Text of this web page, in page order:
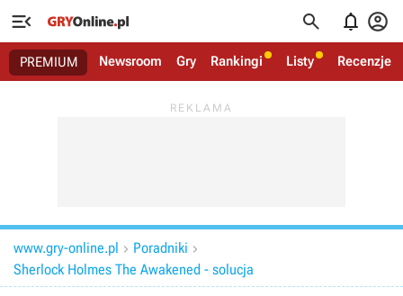
   
PREMIUM Newsroom Gry Rankingi Listy Recenzje
www.gry-online.pl  Poradniki 
Sherlock Holmes The Awakened - solucja